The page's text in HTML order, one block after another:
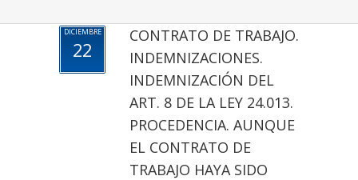
DICIEMBRE
22
CONTRATO DE TRABAJO.
INDEMNIZACIONES.
INDEMNIZACIÓN DEL
ART. 8 DE LA LEY 24.013.
PROCEDENCIA. AUNQUE
EL CONTRATO DE
TRABAJO HAYA SIDO